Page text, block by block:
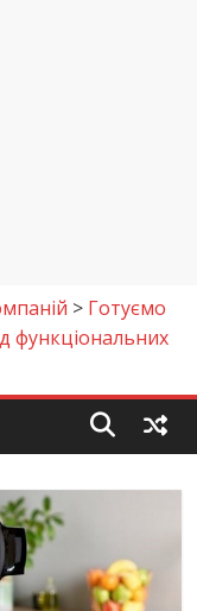
> Готуємо
функціональних